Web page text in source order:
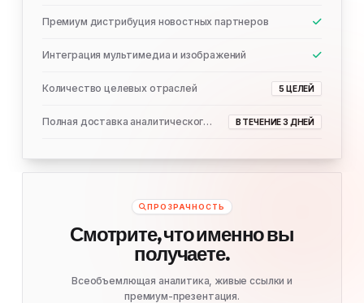
Премиум дистрибуция новостных партнеров
Интеграция мультимедиа и изображений
Количество целевых отраслей 5 ЦЕЛЕЙ
Полная доставка аналитического отчета В ТЕЧЕНИЕ 3 ДНЕЙ
ПРОЗРАЧНОСТЬ
Смотрите, что именно вы
получаете.
Всеобъемлющая аналитика, живые ссылки и
премиум-презентация.